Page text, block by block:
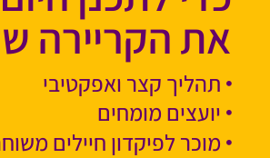
את הקריירה
תהליך קצר ואפקטיבי
יועצים מומחים
מוכר לפיקדון חיילים